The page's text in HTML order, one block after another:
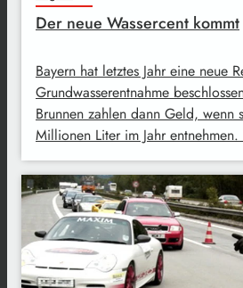
Der neue Wassercent kommt
Bayern hat letztes Jahr eine neue
Grundwasserentnahme
Brunnen zahlen dann Geld, wenn
Millionen Liter im Jahr